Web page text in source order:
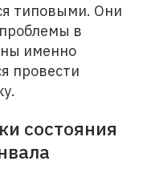
типовыми. Они
в
именно
провести
состояния